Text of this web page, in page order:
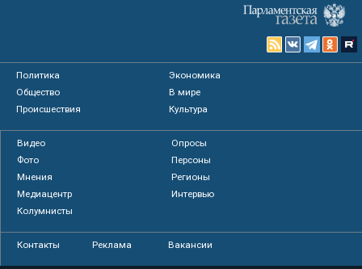
Политика
Экономика
Общество
В мире
Происшествия
Культура
Видео
Опросы
Фото
Персоны
Мнения
Регионы
Медиацентр
Интервью
Колумнисты
Контакты Реклама Вакансии